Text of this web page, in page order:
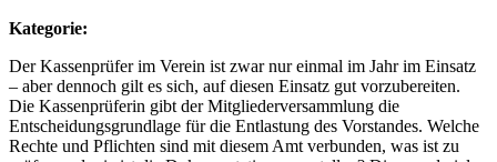
Kategorie:
Der Kassenprüfer im Verein ist zwar nur einmal im Jahr im Einsatz
– aber dennoch gilt es sich, auf diesen Einsatz gut vorzubereiten.
Die Kassenprüferin gibt der Mitgliederversammlung die
Entscheidungsgrundlage für die Entlastung des Vorstandes. Welche
Rechte und Pflichten sind mit diesem Amt verbunden, was ist zu